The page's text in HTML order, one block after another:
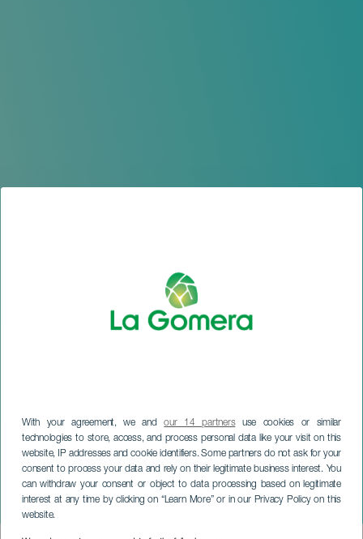
With your agreement, we andour 14 partnersuse cookies or similar
technologies to store, access, and process personal data like your visit on this
website, IP addresses and cookie identifiers. Some partners do not ask for your
consent to process your data and rely on their legitimate business interest. You
can withdraw your consent or object to data processing based on legitimate
interest at any time by clicking on “Learn More” or in our Privacy Policy on this
website.
Semana Santa en Valle
Gran Rey
LA GOMERA